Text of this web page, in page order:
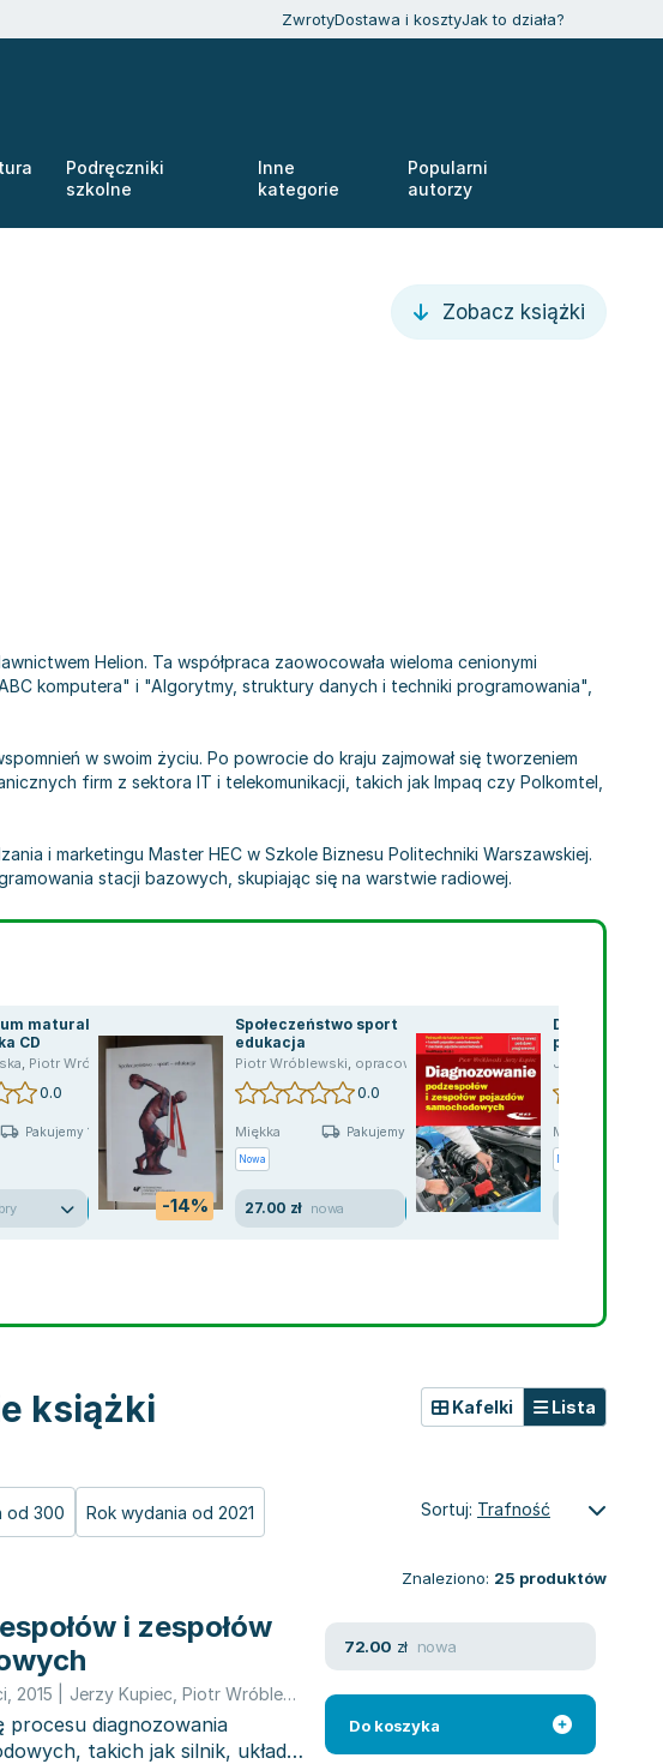
ZwrotyDostawa i kosztyJak to działa?
Podręczniki
szkolne
Inne
kategorie
Popularni
autorzy
Zobacz książki
Helion. Ta współpraca zaowocowała wieloma cenionymi
komputera" i "Algorytmy, struktury danych i techniki programowania",
w swoim życiu. Po powrocie do kraju zajmował się tworzeniem
firm z sektora IT i telekomunikacji, takich jak Impaq czy Polkomtel,
i marketingu Master HEC w Szkole Biznesu Politechniki Warszawskiej.
stacji bazowych, skupiając się na warstwie radiowej.
maturalne.
Matematyka CD
, Piotr Wróblewski ,P.Wróblewski i in
0.0
Pakujemy 10.08
-14%
Społeczeństwo sport
edukacja
Piotr Wróblewski, opracowanie zbiorowe ,Barbara Wiśniewska
0.0
Miękka Pakujemy 11.08
Nowa
27.00 zł nowa
podzespołów
pojazdów
Jerzy Kupiec
Miękka
Nowa
książki
od 300 Rok wydania od 2021
Kafelki Lista
Sortuj: Trafność
Znaleziono: 25 produktów
i zespołów
2015 Jerzy Kupiec Piotr Wróblewski
procesu diagnozowania
takich jak silnik, układ
72.00 zł nowa
Do koszyka